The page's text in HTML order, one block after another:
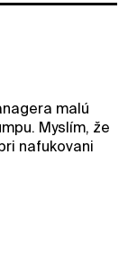
malú
Myslím, že
nafukovani